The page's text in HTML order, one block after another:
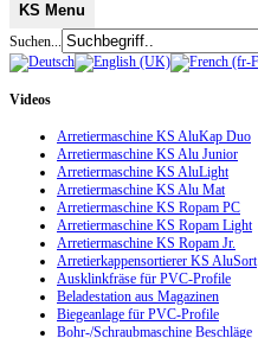
KS Menu
Suchen...
Videos
Arretiermaschine KS AluKap Duo
Arretiermaschine KS Alu Junior
Arretiermaschine KS AluLight
Arretiermaschine KS Alu Mat
Arretiermaschine KS Ropam PC
Arretiermaschine KS Ropam Light
Arretiermaschine KS Ropam Jr.
Arretierkappensortierer KS AluSort
Ausklinkfräse für PVC-Profile
Beladestation aus Magazinen
Biegeanlage für PVC-Profile
Bohr-/Schraubmaschine Beschläge